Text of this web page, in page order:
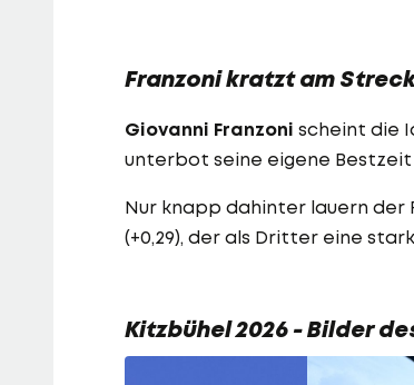
Franzoni kratzt am
Giovanni Franzoni scheint die
unterbot seine eigene Bestzeit
Nur knapp dahinter lauern der
(+0,29), der als Dritter eine
Kitzbühel 2026 - Bilder